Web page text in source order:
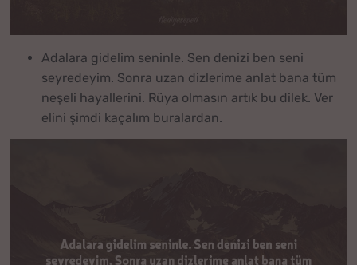
Adalara gidelim seninle. Sen denizi ben seni
seyredeyim. Sonra uzan dizlerime anlat bana tüm
neşeli hayallerini. Rüya olmasın artık bu dilek. Ver
elini şimdi kaçalım buralardan.